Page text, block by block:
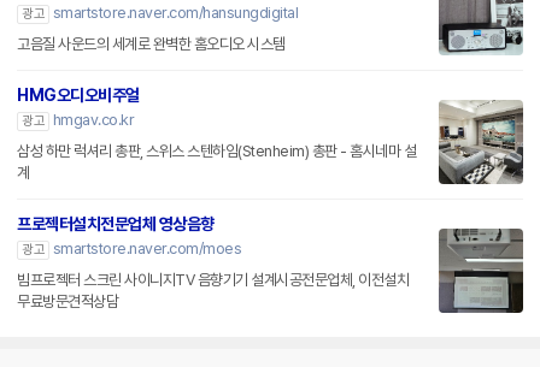
광고 smartstore.naver.com/hansungdigital
고음질 사운드의 세계로 완벽한 홈오디오 시스템
HMG오디오비주얼
광고
hmgav.co.kr
삼성 하만 럭셔리 총판, 스위스 스텐하임(Stenheim) 총판 - 홈시네마 설
계
프로젝터설치전문업체 영상음향
광고 smartstore.naver.com/moes
빔프로젝터 스크린 사이니지TV 음향기기 설계시공전문업체, 이전설치
무료방문견적상담